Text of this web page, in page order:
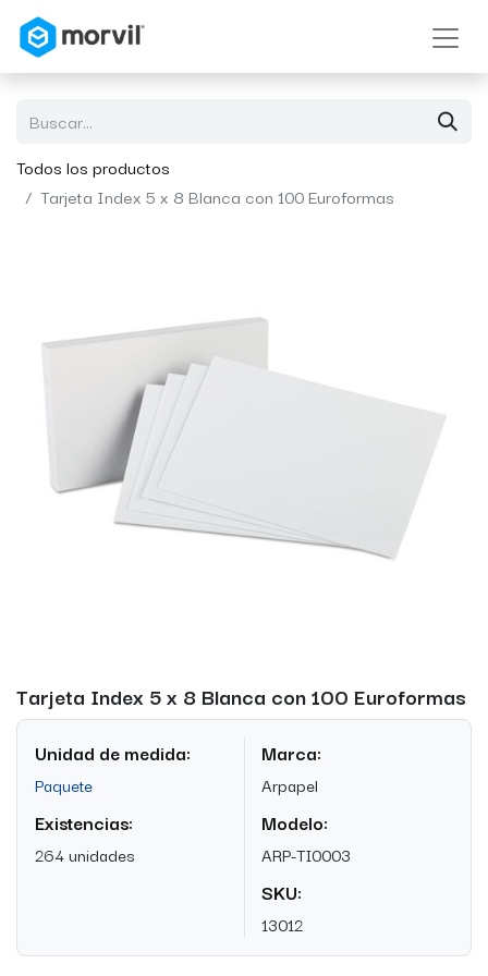
Todos los productos
Tarjeta Index 5 x 8 Blanca con 100 Euroformas
Tarjeta Index 5 x 8 Blanca con 100 Euroformas
Unidad de medida:
Paquete
Existencias:
264 unidades
Marca:
Arpapel
Modelo:
ARP-TI0003
SKU:
13012